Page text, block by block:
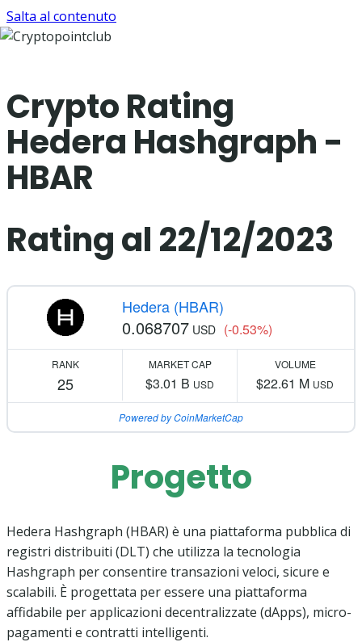
Salta al contenuto
Crypto Rating
Hedera Hashgraph -
HBAR
Rating al 22/12/2023
Hedera (HBAR)
0.068707 USD (-0.53%)
RANK
25
MARKET CAP
$3.01 B USD
VOLUME
$22.61 M USD
Powered by CoinMarketCap
Progetto
Hedera Hashgraph (HBAR) è una piattaforma pubblica di
registri distribuiti (DLT) che utilizza la tecnologia
Hashgraph per consentire transazioni veloci, sicure e
scalabili. È progettata per essere una piattaforma
affidabile per applicazioni decentralizzate (dApps), micro-
pagamenti e contratti intelligenti.